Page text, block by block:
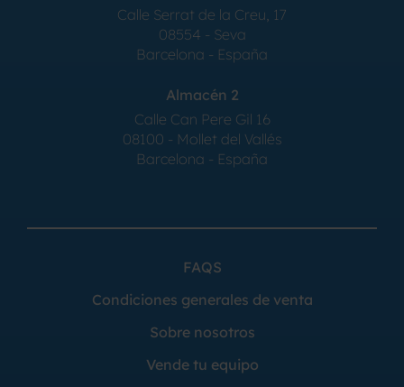
Calle Serrat de la Creu, 17
08554 - Seva
Barcelona - España
Almacén 2
Calle Can Pere Gil 16
08100 - Mollet del Vallés
Barcelona - España
FAQS
Condiciones generales de venta
Sobre nosotros
Vende tu equipo